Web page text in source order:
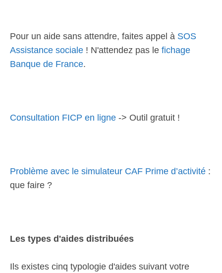
Pour un aide sans attendre, faites appel à SOS
Assistance sociale ! N'attendez pas le fichage
Banque de France.
Consultation FICP en ligne -> Outil gratuit !
Problème avec le simulateur CAF Prime d’activité :
que faire ?
Les types d'aides distribuées
Ils existes cinq typologie d'aides suivant votre